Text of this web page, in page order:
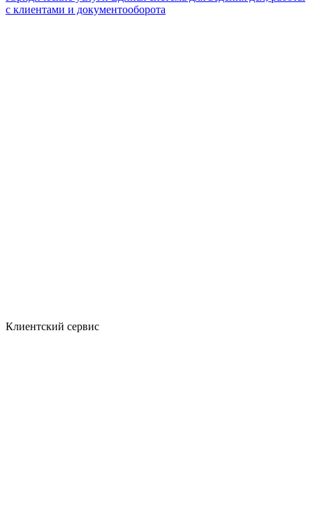
с клиентами и документооборота
Клиентский сервис